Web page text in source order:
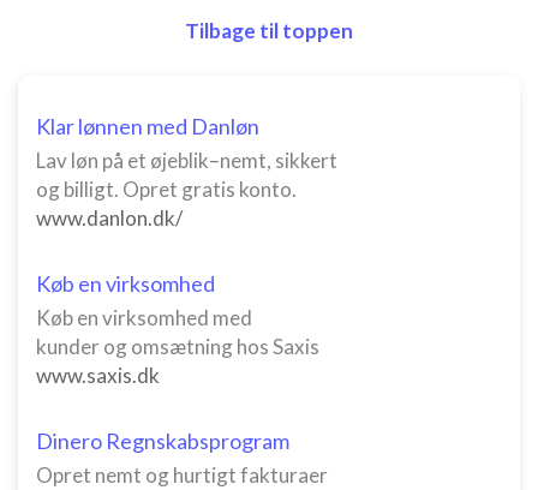
Tilbage til toppen
Klar lønnen med Danløn
Lav løn på et øjeblik–nemt, sikkert
og billigt. Opret gratis konto.
www.danlon.dk/
Køb en virksomhed
Køb en virksomhed med
kunder og omsætning hos Saxis
www.saxis.dk
Dinero Regnskabsprogram
Opret nemt og hurtigt fakturaer